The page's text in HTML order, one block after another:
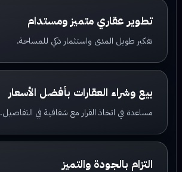
تطوير عقاري متميز ومستدام
تفكير طويل المدى واستثمار ذكي للمساحة.
بيع وشراء العقارات بأفضل الأسعار
مساعدة في اتخاذ القرار مع شفافية في التفاصيل.
التزام بالجودة والتميز